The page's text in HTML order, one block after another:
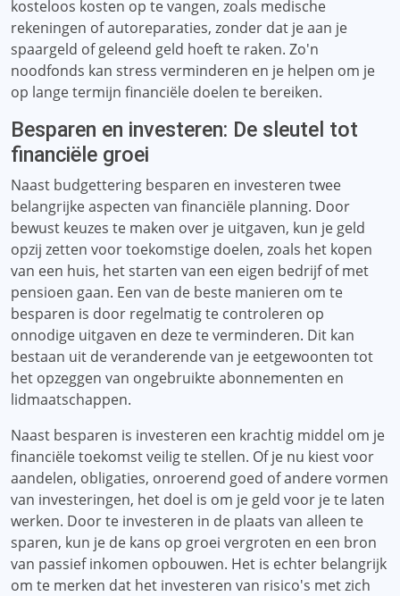
kosteloos kosten op te vangen, zoals medische
rekeningen of autoreparaties, zonder dat je aan je
spaargeld of geleend geld hoeft te raken. Zo'n
noodfonds kan stress verminderen en je helpen om je
op lange termijn financiële doelen te bereiken.
Besparen en investeren: De sleutel tot
financiële groei
Naast budgettering besparen en investeren twee
belangrijke aspecten van financiële planning. Door
bewust keuzes te maken over je uitgaven, kun je geld
opzij zetten voor toekomstige doelen, zoals het kopen
van een huis, het starten van een eigen bedrijf of met
pensioen gaan. Een van de beste manieren om te
besparen is door regelmatig te controleren op
onnodige uitgaven en deze te verminderen. Dit kan
bestaan ​​uit de veranderende van je eetgewoonten tot
het opzeggen van ongebruikte abonnementen en
lidmaatschappen.
Naast besparen is investeren een krachtig middel om je
financiële toekomst veilig te stellen. Of je nu kiest voor
aandelen, obligaties, onroerend goed of andere vormen
van investeringen, het doel is om je geld voor je te laten
werken. Door te investeren in de plaats van alleen te
sparen, kun je de kans op groei vergroten en een bron
van passief inkomen opbouwen. Het is echter belangrijk
om te merken dat het investeren van risico's met zich